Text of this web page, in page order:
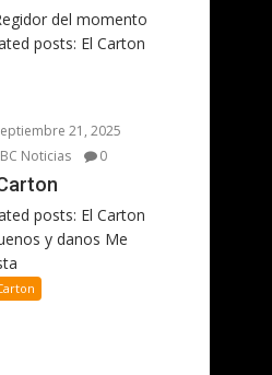
del momento
posts: El Carton
21, 2025
Noticias
0
posts: El Carton
y danos Me